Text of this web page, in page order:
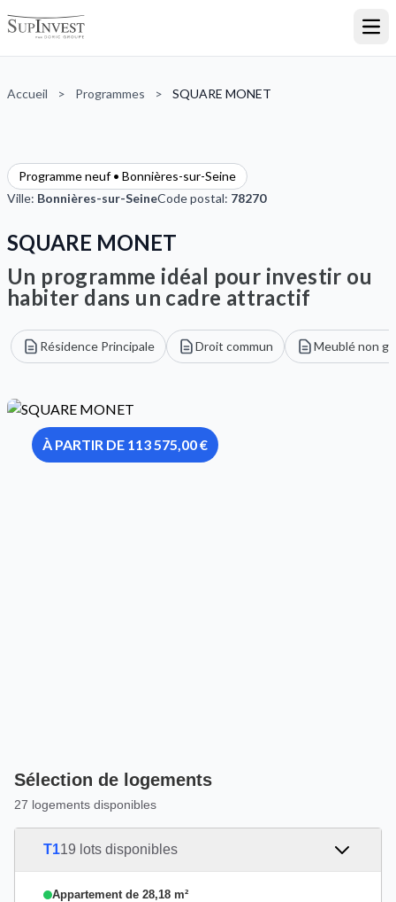
Accueil > Programmes > SQUARE MONET
Programme neuf • Bonnières-sur-Seine
Ville: Bonnières-sur-SeineCode postal: 78270
SQUARE MONET
Un programme idéal pour investir ou
habiter dans un cadre attractif
Résidence Principale Droit commun Meublé non
À PARTIR DE 113 575,00 €
Sélection de logements
27 logements disponibles
T119 lots disponibles
Appartement de 28,18 m²